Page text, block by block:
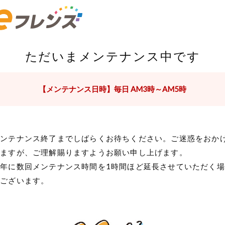
ただいまメンテナンス中です
【メンテナンス日時】毎日 AM3時～AM5時
テナンス終了までしばらくお待ちください。ご迷惑をおか
すが、ご理解賜りますようお願い申し上げます。
に数回メンテナンス時間を1時間ほど延長させていただく
ざいます。